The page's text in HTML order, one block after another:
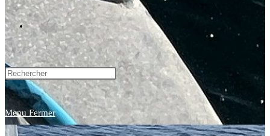
Toggle
website
Menu Fermer